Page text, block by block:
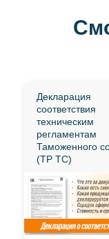
Декларация
соответствия
техническим
регламентам
Таможенного
(ТР ТС)